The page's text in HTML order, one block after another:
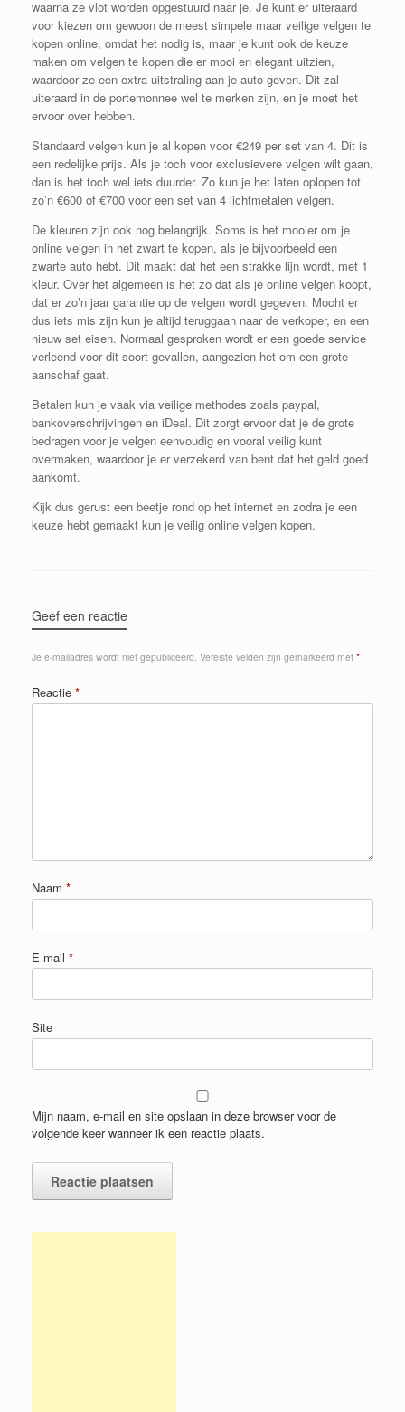
waarna ze vlot worden opgestuurd naar je. Je kunt er uiteraard
voor kiezen om gewoon de meest simpele maar veilige velgen te
kopen online, omdat het nodig is, maar je kunt ook de keuze
maken om velgen te kopen die er mooi en elegant uitzien,
waardoor ze een extra uitstraling aan je auto geven. Dit zal
uiteraard in de portemonnee wel te merken zijn, en je moet het
ervoor over hebben.
Standaard velgen kun je al kopen voor €249 per set van 4. Dit is
een redelijke prijs. Als je toch voor exclusievere velgen wilt gaan,
dan is het toch wel iets duurder. Zo kun je het laten oplopen tot
zo’n €600 of €700 voor een set van 4 lichtmetalen velgen.
De kleuren zijn ook nog belangrijk. Soms is het mooier om je
online velgen in het zwart te kopen, als je bijvoorbeeld een
zwarte auto hebt. Dit maakt dat het een strakke lijn wordt, met 1
kleur. Over het algemeen is het zo dat als je online velgen koopt,
dat er zo’n jaar garantie op de velgen wordt gegeven. Mocht er
dus iets mis zijn kun je altijd teruggaan naar de verkoper, en een
nieuw set eisen. Normaal gesproken wordt er een goede service
verleend voor dit soort gevallen, aangezien het om een grote
aanschaf gaat.
Betalen kun je vaak via veilige methodes zoals paypal,
bankoverschrijvingen en iDeal. Dit zorgt ervoor dat je de grote
bedragen voor je velgen eenvoudig en vooral veilig kunt
overmaken, waardoor je er verzekerd van bent dat het geld goed
aankomt.
Kijk dus gerust een beetje rond op het internet en zodra je een
keuze hebt gemaakt kun je veilig online velgen kopen.
Geef een reactie
Je e-mailadres wordt niet gepubliceerd. Vereiste velden zijn gemarkeerd met *
Reactie *
Naam *
E-mail *
Site
Mijn naam, e-mail en site opslaan in deze browser voor de
volgende keer wanneer ik een reactie plaats.